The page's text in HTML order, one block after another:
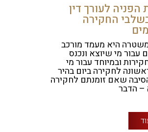
הפניה לעורך דין
החקירה
היא מעמד מורכב
עבור מי שיוצא ונכנס
ובמיוחד עבור מי
לחקירה ביום בהיר
שאם זומנתם לחקירה
הדבר